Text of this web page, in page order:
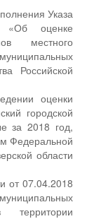
Указа
оценке
местного
Российской
оценки
городской
за 2018 год,
Федеральной
области
от 07.04.2018